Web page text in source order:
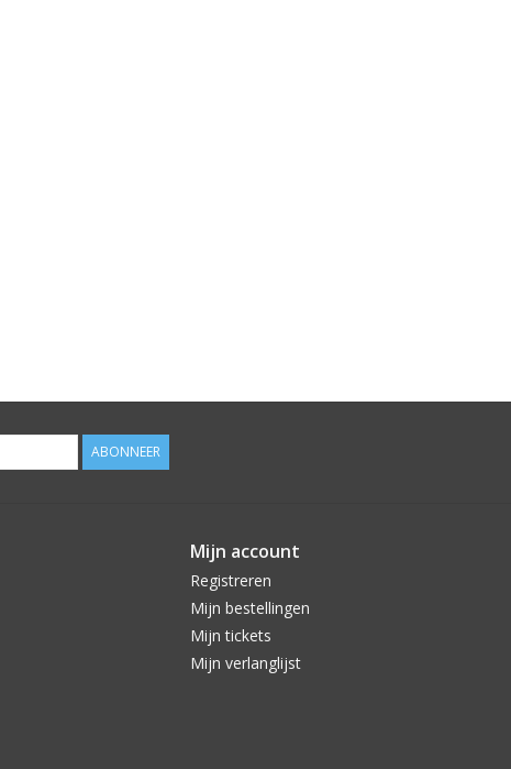
ABONNEER
Mijn account
Registreren
Mijn bestellingen
Mijn tickets
Mijn verlanglijst